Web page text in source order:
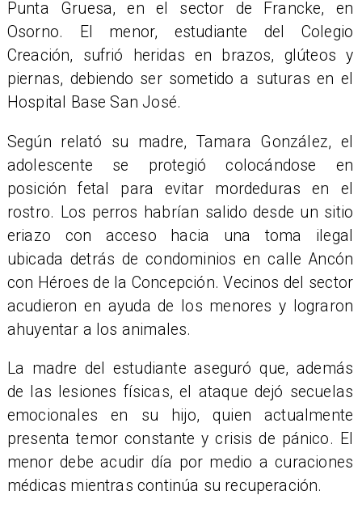
Punta Gruesa, en el sector de Francke, en
Osorno. El menor, estudiante del Colegio
Creación, sufrió heridas en brazos, glúteos y
piernas, debiendo ser sometido a suturas en el
Hospital Base San José.
Según relató su madre, Tamara González, el
adolescente se protegió colocándose en
posición fetal para evitar mordeduras en el
rostro. Los perros habrían salido desde un sitio
eriazo con acceso hacia una toma ilegal
ubicada detrás de condominios en calle Ancón
con Héroes de la Concepción. Vecinos del sector
acudieron en ayuda de los menores y lograron
ahuyentar a los animales.
​La madre del estudiante aseguró que, además
de las lesiones físicas, el ataque dejó secuelas
emocionales en su hijo, quien actualmente
presenta temor constante y crisis de pánico. El
menor debe acudir día por medio a curaciones
médicas mientras continúa su recuperación.